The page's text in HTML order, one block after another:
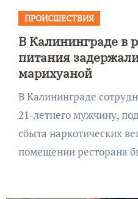
ПРОИСШЕСТВИЯ
В Калининграде в
питания
марихуаной
В Калининграде сотрудники полиции задержали
21-летнего мужчину,
сбыта наркотических
помещении ресторана